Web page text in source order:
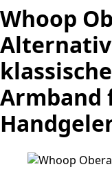
Whoop
Armband